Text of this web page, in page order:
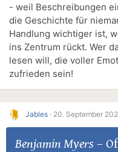
- weil Beschreibungen
die Geschichte für
Handlung wichtiger ist,
ins Zentrum rückt. Wer
lesen will, die voller
zufrieden sein!
Jables · 20. September
Benjamin Myers –